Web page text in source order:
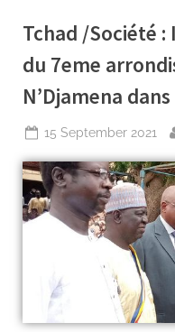
Tchad /Société
du 7eme
N’Djamena
15 September 2021